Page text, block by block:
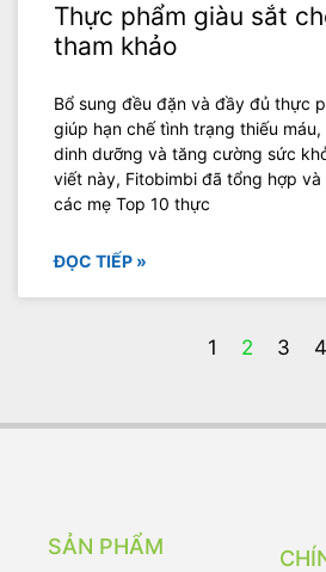
Thực phẩm giàu sắt
tham khảo
Bổ sung đều đặn và đầy đủ thực
giúp hạn chế tình trạng thiếu
dinh dưỡng và tăng cường sức
viết này, Fitobimbi đã tổng hợp và
các mẹ Top 10 thực
ĐỌC TIẾP »
1 2 3 4
SẢN PHẨM